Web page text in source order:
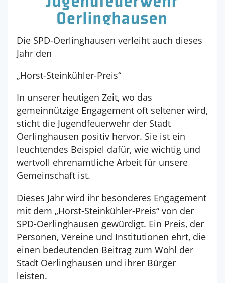
Die SPD-Oerlinghausen verleiht auch dieses
Jahr den
„Horst-Steinkühler-Preis“
In unserer heutigen Zeit, wo das
gemeinnützige Engagement oft seltener wird,
sticht die Jugendfeuerwehr der Stadt
Oerlinghausen positiv hervor. Sie ist ein
leuchtendes Beispiel dafür, wie wichtig und
wertvoll ehrenamtliche Arbeit für unsere
Gemeinschaft ist.
Dieses Jahr wird ihr besonderes Engagement
mit dem „Horst-Steinkühler-Preis“ von der
SPD-Oerlinghausen gewürdigt. Ein Preis, der
Personen, Vereine und Institutionen ehrt, die
einen bedeutenden Beitrag zum Wohl der
Stadt Oerlinghausen und ihrer Bürger
leisten.